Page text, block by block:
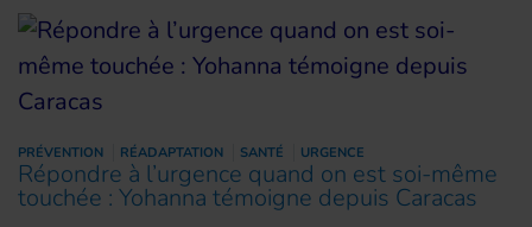
PRÉVENTION RÉADAPTATION SANTÉ URGENCE
Répondre à l’urgence quand on est soi-même
touchée : Yohanna témoigne depuis Caracas